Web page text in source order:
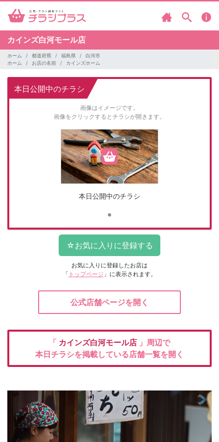
カインズ白河モール店
ホーム 都道府県 福島県
白河市
ホーム
お店の名前 カインズホーム
本日公開中のチラシ
画像はイメージです。
画像をクリックするとチラシが開きます。
本日公開中のチラシ
お気に入りに登録したお店は
「 トップページ 」に表示されます。
公式店舗ページを開く
「 カインズ白河モール店 」周辺で
本日チラシを掲載している店舗一覧を開く